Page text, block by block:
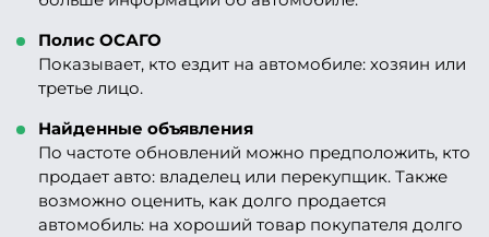
Полис ОСАГО
Показывает, кто ездит на автомобиле: хозяин или
третье лицо.
Найденные объявления
По частоте обновлений можно предположить, кто
продает авто: владелец или перекупщик. Также
возможно оценить, как долго продается
автомобиль: на хороший товар покупателя долго